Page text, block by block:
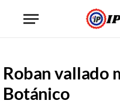
Roban vallado
Botánico